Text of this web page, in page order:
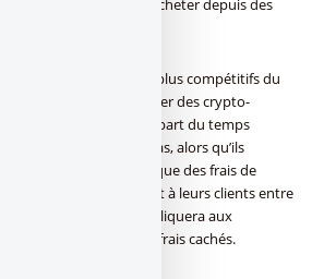
ceux souhaitant en acheter depuis des
également les taux les plus compétitifs du
voulant acheter des crypto-
de brokers sont la plupart du temps
promesses de taux bas, alors qu’ils
des frais cachés tels que des frais de
Ces frais cachés coûtent à leurs clients entre
opération. Revolut n’appliquera aux
de 1,5%, sans aucun frais cachés.